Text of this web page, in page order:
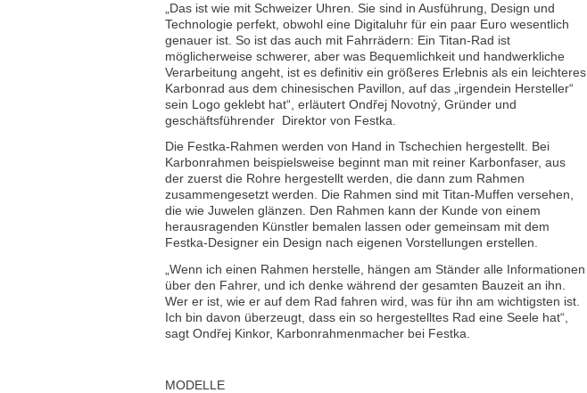
„Das ist wie mit Schweizer Uhren. Sie sind in Ausführung, Design und
Technologie perfekt, obwohl eine Digitaluhr für ein paar Euro wesentlich
genauer ist. So ist das auch mit Fahrrädern: Ein Titan-Rad ist
möglicherweise schwerer, aber was Bequemlichkeit und handwerkliche
Verarbeitung angeht, ist es definitiv ein größeres Erlebnis als ein leichteres
Karbonrad aus dem chinesischen Pavillon, auf das „irgendein Hersteller“
sein Logo geklebt hat“, erläutert Ondřej Novotný, Gründer und
geschäftsführender Direktor von Festka.
Die Festka-Rahmen werden von Hand in Tschechien hergestellt. Bei
Karbonrahmen beispielsweise beginnt man mit reiner Karbonfaser, aus
der zuerst die Rohre hergestellt werden, die dann zum Rahmen
zusammengesetzt werden. Die Rahmen sind mit Titan-Muffen versehen,
die wie Juwelen glänzen. Den Rahmen kann der Kunde von einem
herausragenden Künstler bemalen lassen oder gemeinsam mit dem
Festka-Designer ein Design nach eigenen Vorstellungen erstellen.
„Wenn ich einen Rahmen herstelle, hängen am Ständer alle Informationen
über den Fahrer, und ich denke während der gesamten Bauzeit an ihn.
Wer er ist, wie er auf dem Rad fahren wird, was für ihn am wichtigsten ist.
Ich bin davon überzeugt, dass ein so hergestelltes Rad eine Seele hat“,
sagt Ondřej Kinkor, Karbonrahmenmacher bei Festka.
MODELLE